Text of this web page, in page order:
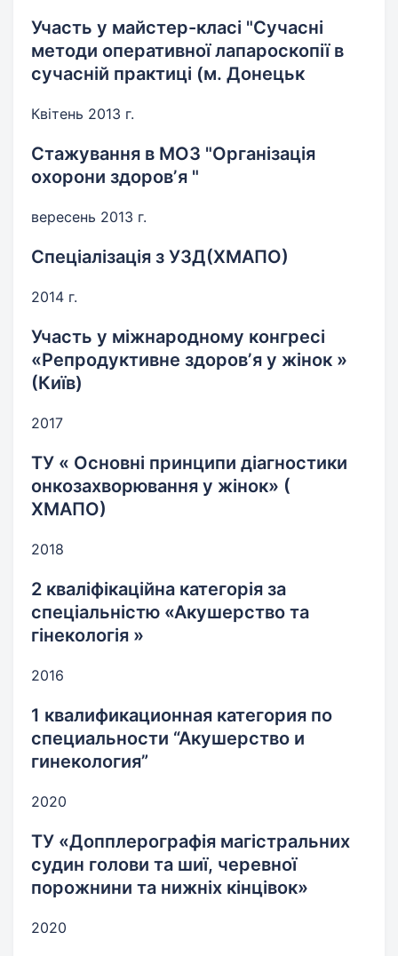
Участь у майстер-класі "Сучасні
методи оперативної лапароскопії в
сучасній практиці (м. Донецьк
Квітень 2013 г.
Стажування в МОЗ "Організація
охорони здоровʼя "
вересень 2013 г.
Спеціалізація з УЗД(ХМАПО)
2014 г.
Участь у міжнародному конгресі
«Репродуктивне здоровʼя у жінок »
(Київ)
2017
ТУ « Основні принципи діагностики
онкозахворювання у жінок» (
ХМАПО)
2018
2 кваліфікаційна категорія за
спеціальністю «Акушерство та
гінекологія »
2016
1 квалификационная категория по
специальности “Акушерство и
гинекология”
2020
ТУ «Допплерографія магістральних
судин голови та шиї, черевної
порожнини та нижніх кінцівок»
2020